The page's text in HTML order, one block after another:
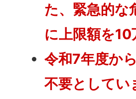
た、緊急的な
に上限額を
令和7年度か
不要としてい